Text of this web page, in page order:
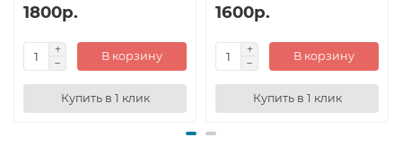
1800р.
В корзину
Купить в 1 клик
1600р.
В корзину
Купить в 1 клик